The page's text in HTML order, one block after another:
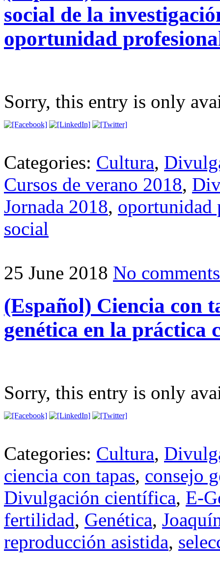
social de la
oportunidad
Sorry, this entry is only
Categories: Cultura,
Cursos de verano 2018,
Jornada 2018, oportunidad
social
25 June 2018 No comments
(Español) Ciencia con
genética en la práctica
Sorry, this entry is only
Categories: Cultura,
ciencia con tapas, consejo
Divulgación científica, E-
fertilidad, Genética,
reproducción asistida,